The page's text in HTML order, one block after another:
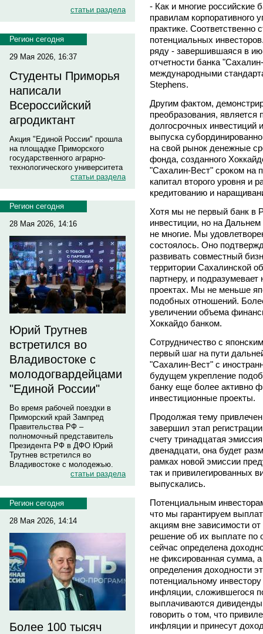
статьи раздела
Регион сегодня
29 Мая 2026, 16:37
Студенты Приморья
написали
Всероссийский
агродиктант
Акция "Единой России" прошла
на площадке Приморского
государственного аграрно-
технологического университета
статьи раздела
Регион сегодня
28 Мая 2026, 14:16
Юрий Трутнев
встретился во
Владивостоке с
молодогвардейцами
"Единой России"
Во время рабочей поездки в
Приморский край Зампред
Правительства РФ –
полномочный представитель
Президента РФ в ДФО Юрий
Трутнев встретился во
Владивостоке с молодежью.
статьи раздела
Регион сегодня
28 Мая 2026, 14:14
Более 100 тысяч
- Как и многие российские
правилам корпоративного
практике.
потенциальных
ряду - завершившаяся в
отчетности банка
международными
Stephens.
Другим фактом,
преобразования,
долгосрочных инвестиций
выпуска
на свой рынок денежные
фонда, созданного
"Сахалин-Вест" сроком на
капитал второго уровня и
кредитованию и
Хотя мы не первый банк в
инвестиции, но на
не многие. Мы
состоялось. Оно
развивать совместный
территории Сахалинской
партнеру, и
проектах. Мы не меньше
подобных отношений.
увеличении объема
Хоккайдо банком.
Сотрудничество с
первый шаг на пути
"Сахалин-Вест" с
будущем укрепление
банку еще более активно
инвестиционные проекты.
Продолжая тему
завершил этап
счету тринадцатая
двенадцати, она будет
рамках новой эмиссии
так и привилегированных
выпускались.
Потенциальным
что мы гарантируем
акциям вне зависимости
решение об их выплате
сейчас определена
не фиксированная сумма,
определения доходности
потенциальному
инфляции, сложившегося
выплачиваются
говорить о том, что
инфляции и принесут